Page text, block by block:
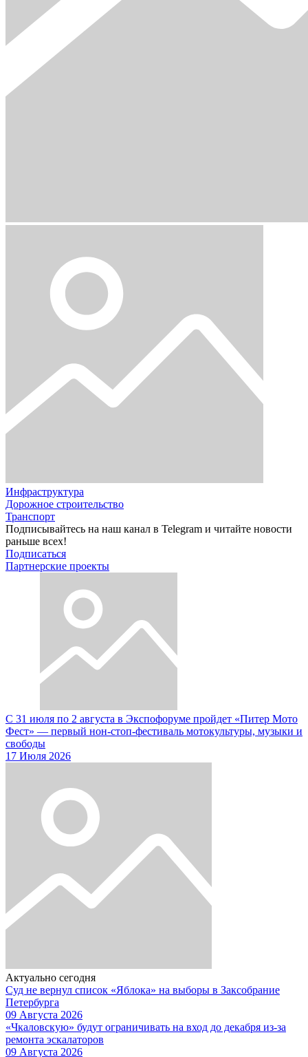
Инфраструктура
Дорожное строительство
Транспорт
Подписывайтесь на наш канал в Telegram и читайте новости
раньше всех!
Подписаться
Партнерские проекты
С 31 июля по 2 августа в Экспофоруме пройдет «Питер Мото
Фест» — первый нон-стоп-фестиваль мотокультуры, музыки и
свободы
17 Июля 2026
Актуально сегодня
Суд не вернул список «Яблока» на выборы в Заксобрание
Петербурга
09 Августа 2026
«Чкаловскую» будут ограничивать на вход до декабря из-за
ремонта эскалаторов
09 Августа 2026